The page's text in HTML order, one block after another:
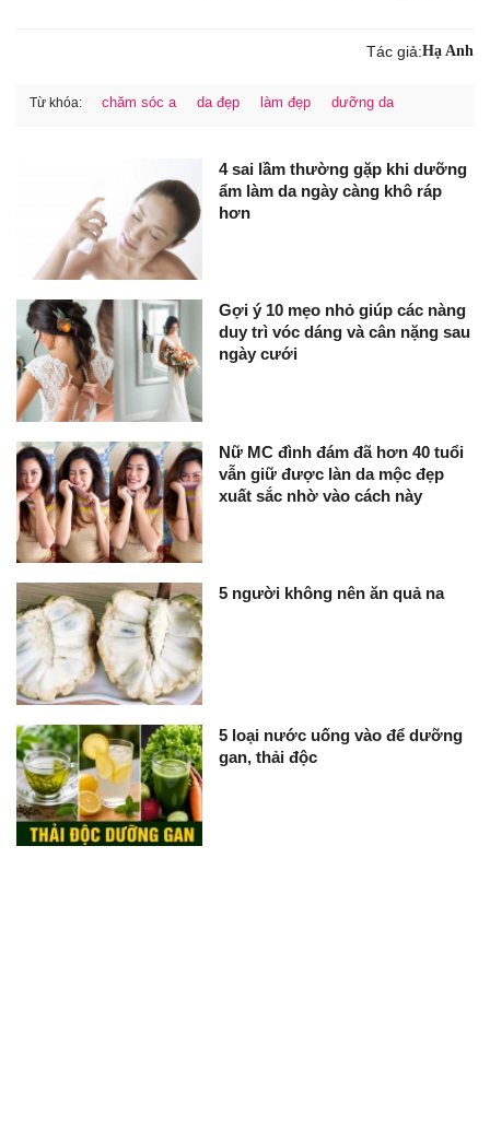
Tác giả:Hạ Anh
Từ khóa: chăm sóc a da đẹp làm đẹp dưỡng da
4 sai lầm thường gặp khi dưỡng
ẩm làm da ngày càng khô ráp
hơn
Gợi ý 10 mẹo nhỏ giúp các nàng
duy trì vóc dáng và cân nặng sau
ngày cưới
Nữ MC đình đám đã hơn 40 tuổi
vẫn giữ được làn da mộc đẹp
xuất sắc nhờ vào cách này
5 người không nên ăn quả na
5 loại nước uống vào để dưỡng
gan, thải độc